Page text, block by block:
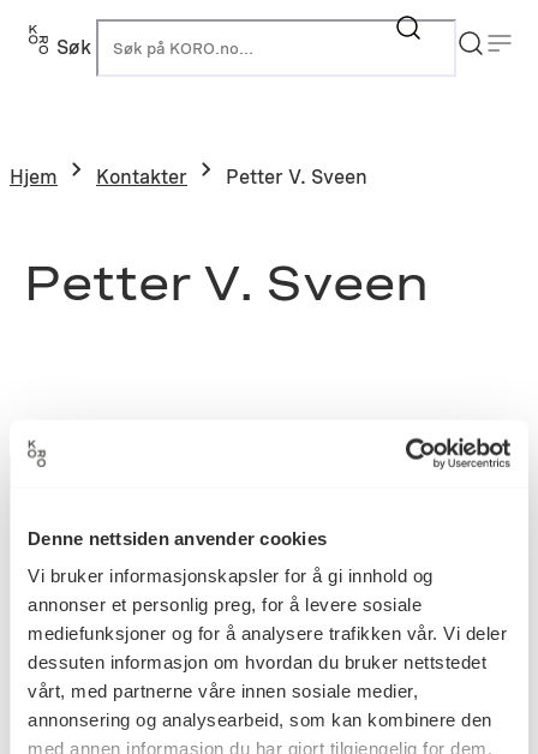
Denne nettsiden anvender cookies
Vi bruker informasjonskapsler for å gi innhold og
annonser et personlig preg, for å levere sosiale
mediefunksjoner og for å analysere trafikken vår. Vi deler
dessuten informasjon om hvordan du bruker nettstedet
vårt, med partnerne våre innen sosiale medier,
annonsering og analysearbeid, som kan kombinere den
med annen informasjon du har gjort tilgjengelig for dem,
Søk
Hjem Kontakter Petter V. Sveen
Petter V. Sveen
Postadresse
Postboks 6994
St. Olavs plass
0130 Oslo